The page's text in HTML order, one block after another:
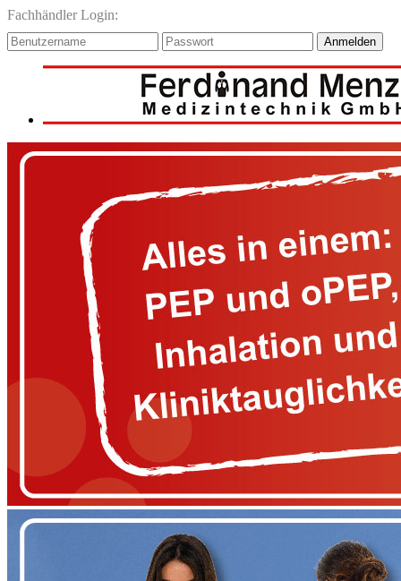
Fachhändler Login:
Anmelden